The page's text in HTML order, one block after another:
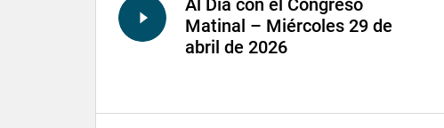
Al Día con el Congreso
Matinal – Miércoles 29 de
abril de 2026